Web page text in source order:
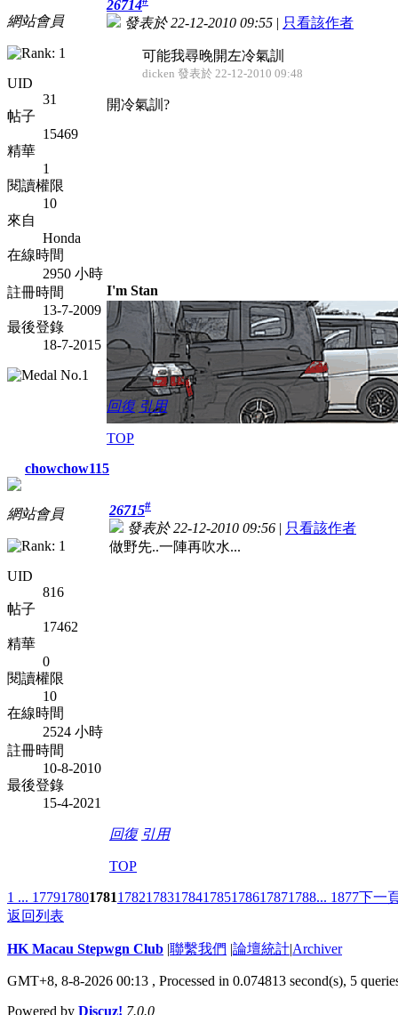
網站會員
UID
31
帖子
15469
精華
1
閱讀權限
10
來自
Honda
在線時間
2950 小時
註冊時間
13-7-2009
最後登錄
18-7-2015
26714
發表於 22-12-2010 09:55 | 只看該作者
可能我尋晚開左冷氣訓
dicken 發表於 22-12-2010 09:48
開冷氣訓?
I'm Stan
回復 引用
TOP
chowchow115
網站會員
UID
816
帖子
17462
精華
0
閱讀權限
10
在線時間
2524 小時
註冊時間
10-8-2010
最後登錄
15-4-2021
26715#
發表於 22-12-2010 09:56 | 只看該作者
做野先..一陣再吹水...
回復 引用
TOP
1 ... 1779178017811782178317841785178617871788... 1877下一
返回列表
HK Macau Stepwgn Club |聯繫我們 |論壇統計|Archiver
GMT+8, 8-8-2026 00:13 , Processed in 0.074813 second(s), 5
Powered by Discuz! 7.0.0